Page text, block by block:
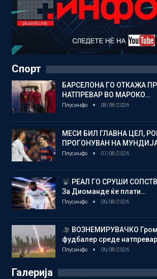
Спорт
БАРСЕЛОНА ГО ОТКАЖА
НАТПРЕВАР ВО МАРОКО…
Плусинфо 08/08/2026
МЕСИ БИЛ ГЛАВНА ЦЕЛ,
ПРОГОНУВАН НА
Плусинфо 07/08/2026
РЕАЛ ГО СРУШИ
За Диоманде ќе плати…
Плусинфо 06/08/2026
ВОЗНЕМИРУВАЧКО Гром
фудбалер среде
Плусинфо 06/08/2026
Галерија